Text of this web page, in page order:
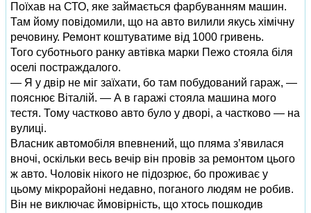
Поїхав на СТО, яке займається фарбуванням машин.
Там йому повідомили, що на авто вилили якусь хімічну
речовину. Ремонт коштуватиме від 1000 гривень.
Того суботнього ранку автівка марки Пежо стояла біля
оселі постраждалого.
— Я у двір не міг заїхати, бо там побудований гараж, —
пояснює Віталій. — А в гаражі стояла машина мого
тестя. Тому частково авто було у дворі, а частково — на
вулиці.
Власник автомобіля впевнений, що пляма з’явилася
вночі, оскільки весь вечір він провів за ремонтом цього
ж авто. Чоловік нікого не підозрює, бо проживає у
цьому мікрорайоні недавно, поганого людям не робив.
Він не виключає ймовірність, що хтось пошкодив